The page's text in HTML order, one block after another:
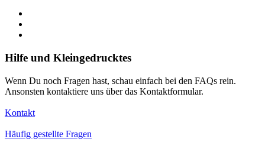
Hilfe und Kleingedrucktes
Wenn Du noch Fragen hast, schau einfach bei den FAQs rein.
Ansonsten kontaktiere uns über das Kontaktformular.
Kontakt
Häufig gestellte Fragen